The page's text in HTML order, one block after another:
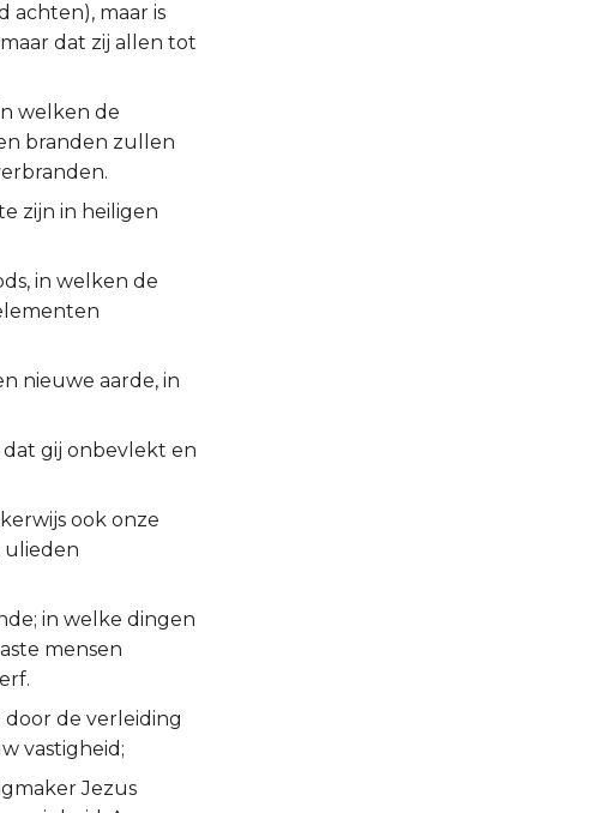
achten), maar is
dat zij allen tot
welken de
branden zullen
zijn in heiligen
in welken de
nieuwe aarde, in
gij onbevlekt en
ook onze
ulieden
in welke dingen
mensen
de verleiding
vastigheid;
Jezus